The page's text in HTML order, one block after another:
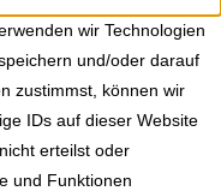
wir Technologien
und/oder darauf
zustimmst, können wir
IDs auf dieser Website
erteilst oder
und Funktionen